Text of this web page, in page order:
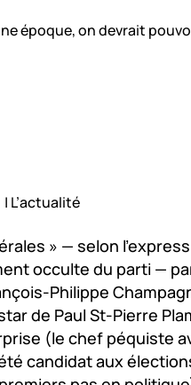
époque, on devrait
L’actualité
» — selon
occulte du parti —
Philippe
de Paul St-Pierre
(le chef péquiste
candidat aux